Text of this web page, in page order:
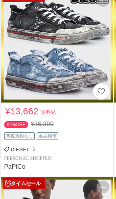
¥13,662送料込
62%OFF ¥36,300
関税負担なし 返品補償
DIESEL
PERSONAL SHOPPER
PaPiCo
タイムセール